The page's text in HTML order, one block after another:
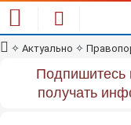
✧ Актуально ✧
Подпишитесь
получать